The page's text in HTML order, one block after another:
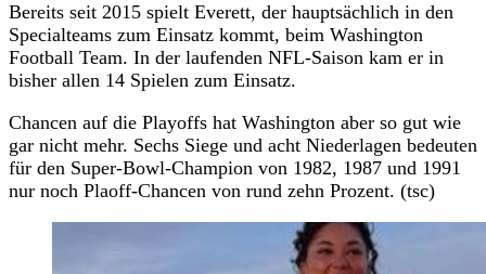
Bereits seit 2015 spielt Everett, der hauptsächlich in den
Specialteams zum Einsatz kommt, beim Washington
Football Team. In der laufenden NFL-Saison kam er in
bisher allen 14 Spielen zum Einsatz.
Chancen auf die Playoffs hat Washington aber so gut wie
gar nicht mehr. Sechs Siege und acht Niederlagen bedeuten
für den Super-Bowl-Champion von 1982, 1987 und 1991
nur noch Plaoff-Chancen von rund zehn Prozent. (tsc)